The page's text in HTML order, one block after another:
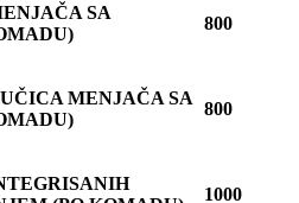
ČA SA
800
ČICA MENJAČA SA
800
1000